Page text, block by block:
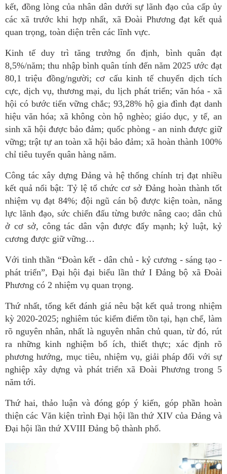
kết, đồng lòng của nhân dân dưới sự lãnh đạo của cấp ủy
các xã trước khi hợp nhất, xã Đoài Phương đạt kết quả
quan trọng, toàn diện trên các lĩnh vực.
Kinh tế duy trì tăng trưởng ổn định, bình quân đạt
8,5%/năm; thu nhập bình quân tính đến năm 2025 ước đạt
80,1 triệu đồng/người; cơ cấu kinh tế chuyển dịch tích
cực, dịch vụ, thương mại, du lịch phát triển; văn hóa - xã
hội có bước tiến vững chắc; 93,28% hộ gia đình đạt danh
hiệu văn hóa; xã không còn hộ nghèo; giáo dục, y tế, an
sinh xã hội được bảo đảm; quốc phòng - an ninh được giữ
vững; trật tự an toàn xã hội bảo đảm; xã hoàn thành 100%
chỉ tiêu tuyển quân hàng năm.
Công tác xây dựng Đảng và hệ thống chính trị đạt nhiều
kết quả nổi bật: Tỷ lệ tổ chức cơ sở Đảng hoàn thành tốt
nhiệm vụ đạt 84%; đội ngũ cán bộ được kiện toàn, năng
lực lãnh đạo, sức chiến đấu từng bước nâng cao; dân chủ
ở cơ sở, công tác dân vận được đẩy mạnh; kỷ luật, kỷ
cương được giữ vững…
Với tinh thần “Đoàn kết - dân chủ - kỷ cương - sáng tạo -
phát triển”, Đại hội đại biểu lần thứ I Đảng bộ xã Đoài
Phương có 2 nhiệm vụ quan trọng.
Thứ nhất, tổng kết đánh giá nêu bật kết quả trong nhiệm
kỳ 2020-2025; nghiêm túc kiểm điểm tồn tại, hạn chế, làm
rõ nguyên nhân, nhất là nguyên nhân chủ quan, từ đó, rút
ra những kinh nghiệm bổ ích, thiết thực; xác định rõ
phương hướng, mục tiêu, nhiệm vụ, giải pháp đối với sự
nghiệp xây dựng và phát triển xã Đoài Phương trong 5
năm tới.
Thứ hai, thảo luận và đóng góp ý kiến, góp phần hoàn
thiện các Văn kiện trình Đại hội lần thứ XIV của Đảng và
Đại hội lần thứ XVIII Đảng bộ thành phố.